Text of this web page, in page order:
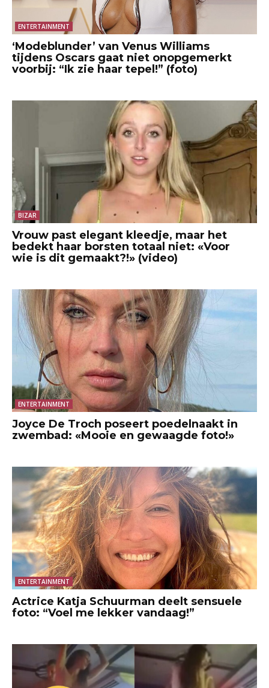
ENTERTAINMENT
‘Modeblunder’ van Venus Williams
tijdens Oscars gaat niet onopgemerkt
voorbij: “Ik zie haar tepel!” (foto)
BIZAR
Vrouw past elegant kleedje, maar het
bedekt haar borsten totaal niet: «Voor
wie is dit gemaakt?!» (video)
ENTERTAINMENT
Joyce De Troch poseert poedelnaakt in
zwembad: «Mooie en gewaagde foto!»
ENTERTAINMENT
Actrice Katja Schuurman deelt sensuele
foto: “Voel me lekker vandaag!”